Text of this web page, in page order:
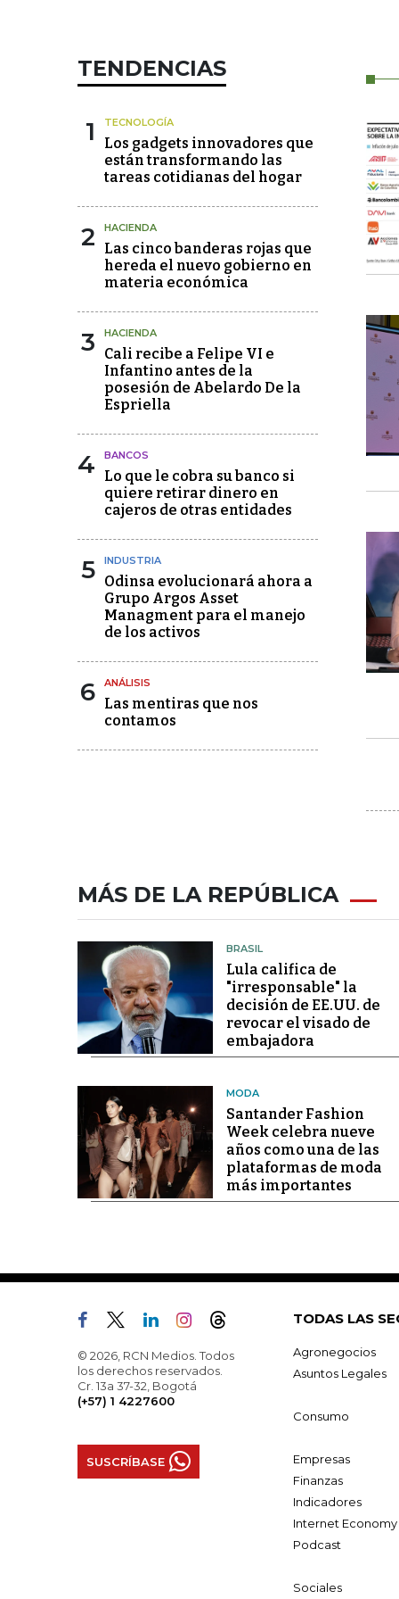
TENDENCIAS
1 TECNOLOGÍA
Los gadgets innovadores que
están transformando las
tareas cotidianas del hogar
2 HACIENDA
Las cinco banderas rojas que
hereda el nuevo gobierno en
materia económica
3 HACIENDA
Cali recibe a Felipe VI e
Infantino antes de la
posesión de Abelardo De la
Espriella
4 BANCOS
Lo que le cobra su banco si
quiere retirar dinero en
cajeros de otras entidades
5 INDUSTRIA
Odinsa evolucionará ahora a
Grupo Argos Asset
Managment para el manejo
de los activos
6 ANÁLISIS
Las mentiras que nos
contamos
MÁS DE LA REPÚBLICA
BRASIL
Lula califica de
"irresponsable" la
decisión de EE.UU. de
revocar el visado de
embajadora
MODA
Santander Fashion
Week celebra nueve
años como una de las
plataformas de moda
más importantes
© 2026, RCN Medios. Todos
los derechos reservados.
Cr. 13a 37-32, Bogotá
(+57) 1 4227600
SUSCRÍBASE
TODAS LAS
Agronegocios
Asuntos Legales
Consumo
Empresas
Finanzas
Indicadores
Internet Economy
Podcast
Sociales